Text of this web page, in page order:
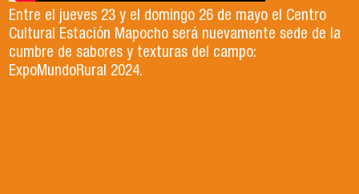
Entre el jueves 23 y el domingo 26 de mayo el Centro
Cultural Estación Mapocho será nuevamente sede de la
cumbre de sabores y texturas del campo:
ExpoMundoRural 2024.
Agronegocios posee conocimientos en
tecnología y ciencias silvoagropecuarias,
desde una perspectiva de la sostenibilidad.
Si te interesa desarrollar agronegocios social
carrera de Ingeniería en Agronegocios,
desarrolla una metodología de aprendizaje con
actividades en terreno, en aula,
relacionándonos con instituciones públicas y